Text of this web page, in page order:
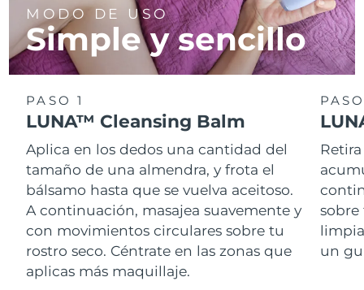
MODO DE USO
Simple y sencillo
PASO 1
LUNA™ Cleansing Balm
Aplica en los dedos una cantidad del
tamaño de una almendra, y frota el
bálsamo hasta que se vuelva aceitoso.
A continuación, masajea suavemente y
con movimientos circulares sobre tu
rostro seco. Céntrate en las zonas que
aplicas más maquillaje.
un